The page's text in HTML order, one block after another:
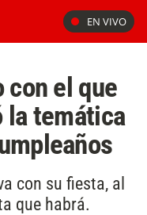
EN VIVO
el que
la temática
con su fiesta, al
que habrá.